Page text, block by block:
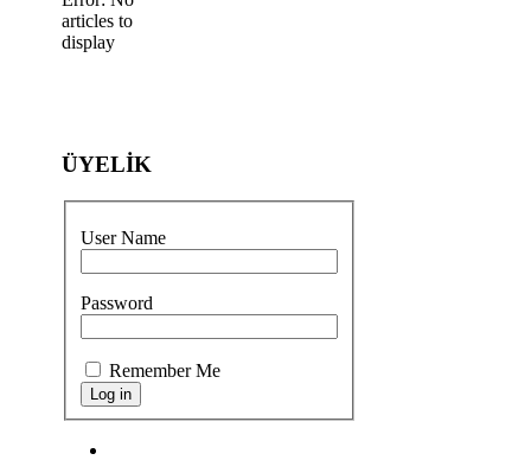
articles to
display
ÜYELİK
User Name
Password
Remember Me